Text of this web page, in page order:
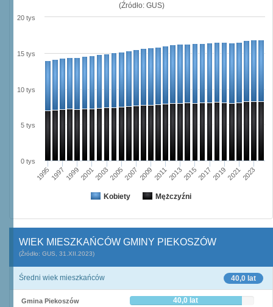
(Źródło: GUS)
Kobiety Mężczyźni
1995199719992001200320052007 20092011201320152017201920212023
0 tys
5 tys
10 tys
15 tys
20 tys
WIEK MIESZKAŃCÓW GMINY PIEKOSZÓW
(Źródło: GUS, 31.XII.2023)
40,0 lat
Średni wiek mieszkańców
Gmina Piekoszów 40,0 lat